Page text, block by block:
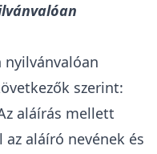
nyilvánvalóan
szerint:
aláírás mellett
aláíró nevének és